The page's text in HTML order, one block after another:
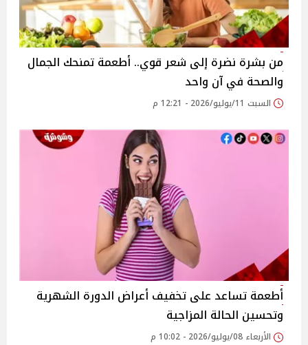
من بشرة نضرة إلى شعر قوي.. أطعمة تمنحك الجمال
والصحة في آن واحد
السبت 11/يوليو/2026 - 12:21 م
أطعمة تساعد على تخفيف أعراض الدورة الشهرية
وتحسين الحالة المزاجية
الأربعاء 08/يوليو/2026 - 10:02 م